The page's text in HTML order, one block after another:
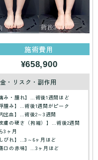
施術費用
¥658,900
・リスク・副作用
痛み・腫れ】…術後1週間ほど
浮腫み】…術後1週間がピーク
内出血】…術後2～3週間
皮膚の硬さ（拘縮）】…術後2週間
3ヶ月
しびれ】…3～6ヶ月ほど
傷口の赤味】…3ヶ月ほど